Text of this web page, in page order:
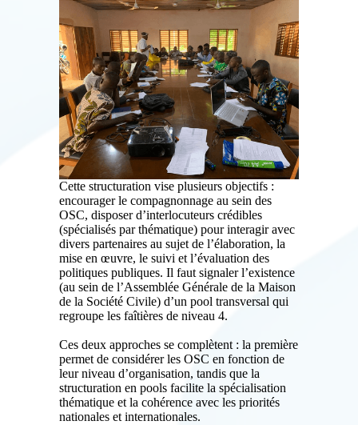
Cette structuration vise plusieurs objectifs :
encourager le compagnonnage au sein des
OSC, disposer d’interlocuteurs crédibles
(spécialisés par thématique) pour interagir avec
divers partenaires au sujet de l’élaboration, la
mise en œuvre, le suivi et l’évaluation des
politiques publiques. Il faut signaler l’existence
(au sein de l’Assemblée Générale de la Maison
de la Société Civile) d’un pool transversal qui
regroupe les faîtières de niveau 4.
Ces deux approches se complètent : la première
permet de considérer les OSC en fonction de
leur niveau d’organisation, tandis que la
structuration en pools facilite la spécialisation
thématique et la cohérence avec les priorités
nationales et internationales.